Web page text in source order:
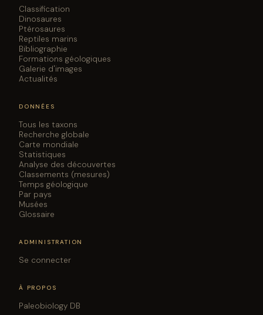
Classification
Dinosaures
Ptérosaures
Reptiles marins
Bibliographie
Formations géologiques
Galerie d'images
Actualités
DONNÉES
Tous les taxons
Recherche globale
Carte mondiale
Statistiques
Analyse des découvertes
Classements (mesures)
Temps géologique
Par pays
Musées
Glossaire
ADMINISTRATION
Se connecter
À PROPOS
Paleobiology DB